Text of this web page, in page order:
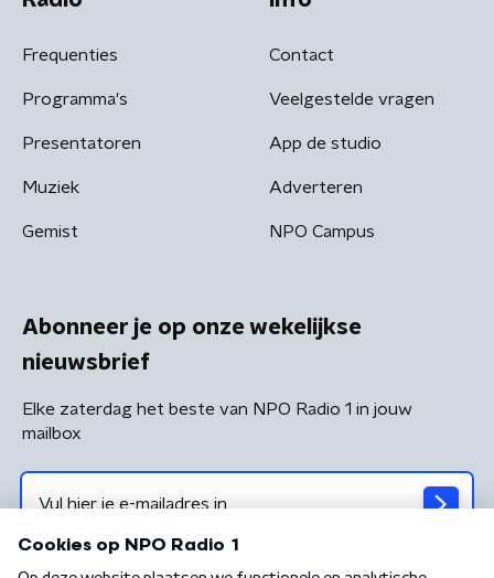
Frequenties
Programma's
Presentatoren
Muziek
Gemist
Contact
Veelgestelde vragen
App de studio
Adverteren
NPO Campus
Abonneer je op onze wekelijkse
nieuwsbrief
Elke zaterdag het beste van NPO Radio 1 in jouw
mailbox